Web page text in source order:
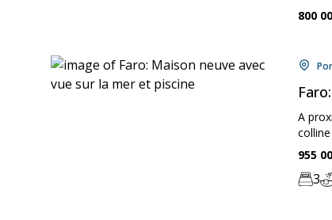
Price:
800
A
Price:
955
3